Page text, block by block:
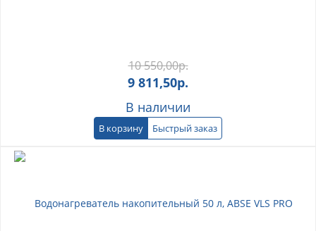
10 550,00р.
9 811,50р.
В наличии
В корзину Быстрый заказ